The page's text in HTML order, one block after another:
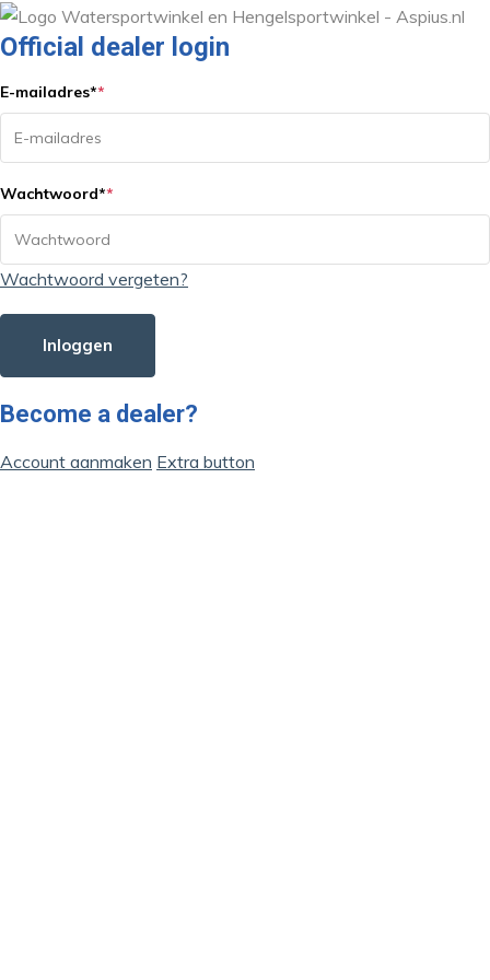
Official dealer login
E-mailadres**
Wachtwoord**
Wachtwoord vergeten?
Inloggen
Become a dealer?
Account aanmaken Extra button